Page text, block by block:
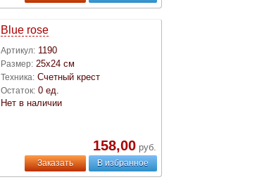
Blue rose
Артикул: 1190
Размер: 25х24 см
Техника: Счетный крест
Остаток: 0 ед.
Нет в наличии
158,00 руб.
Заказать В избранное